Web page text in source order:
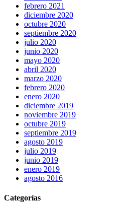
febrero 2021
diciembre 2020
octubre 2020
septiembre 2020
julio 2020
junio 2020
mayo 2020
abril 2020
marzo 2020
febrero 2020
enero 2020
diciembre 2019
noviembre 2019
octubre 2019
septiembre 2019
agosto 2019
julio 2019
junio 2019
enero 2019
agosto 2016
Categorías